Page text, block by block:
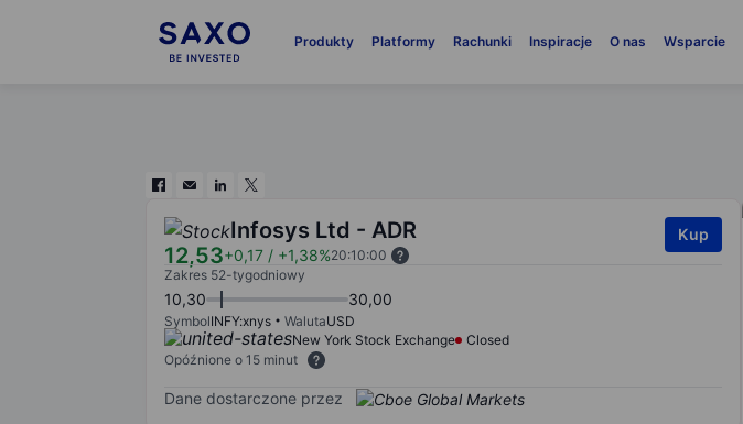
Produkty Platformy Rachunki Inspiracje O nas Wsparcie
Infosys Ltd - ADR
12,53+0,17 / +1,38%20:10:00
Kup
Zakres 52-tygodniowy
10,30 30,00
SymbolINFY:xnys WalutaUSD
New York Stock Exchange
Closed
Opóźnione o 15 minut
Dane dostarczone przez